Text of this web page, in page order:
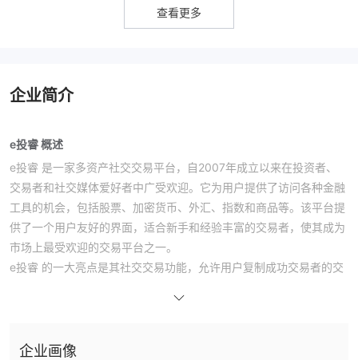
查看更多
企业简介
e投睿 概述
e投睿 是一家多资产社交交易平台，自2007年成立以来在投资者、
交易者和社交媒体爱好者中广受欢迎。它为用户提供了访问各种金融
工具的机会，包括股票、加密货币、外汇、指数和商品等。该平台提
供了一个用户友好的界面，适合新手和经验丰富的交易者，使其成为
市场上最受欢迎的交易平台之一。
e投睿 的一大亮点是其社交交易功能，允许用户复制成功交易者的交
优点和缺点
企业画像